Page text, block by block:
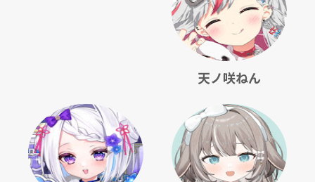
天ノ咲ねん